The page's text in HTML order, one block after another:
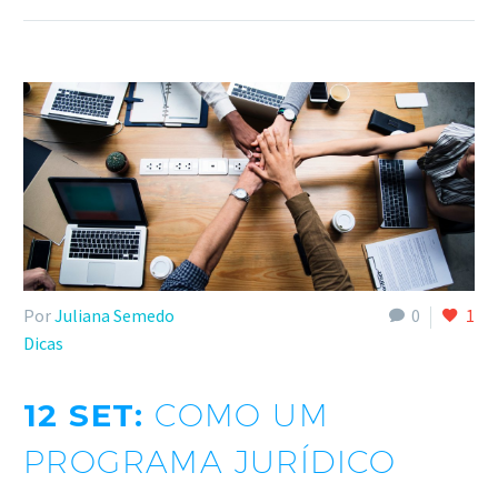
0 1
PorJuliana Semedo
Dicas
12 SET: COMO UM
PROGRAMA JURÍDICO